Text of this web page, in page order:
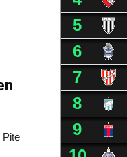
Pite